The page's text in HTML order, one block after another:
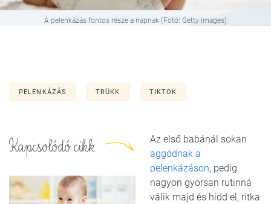
A pelenkázás fontos része a napnak (Fotó: Getty Images)
PELENKÁZÁS TRÜKK TIKTOK
Kapcsolódó cikk
Az első babánál sokan
aggódnak a
pelenkázáson, pedig
nagyon gyorsan rutinná
válik majd és hidd el, ritka